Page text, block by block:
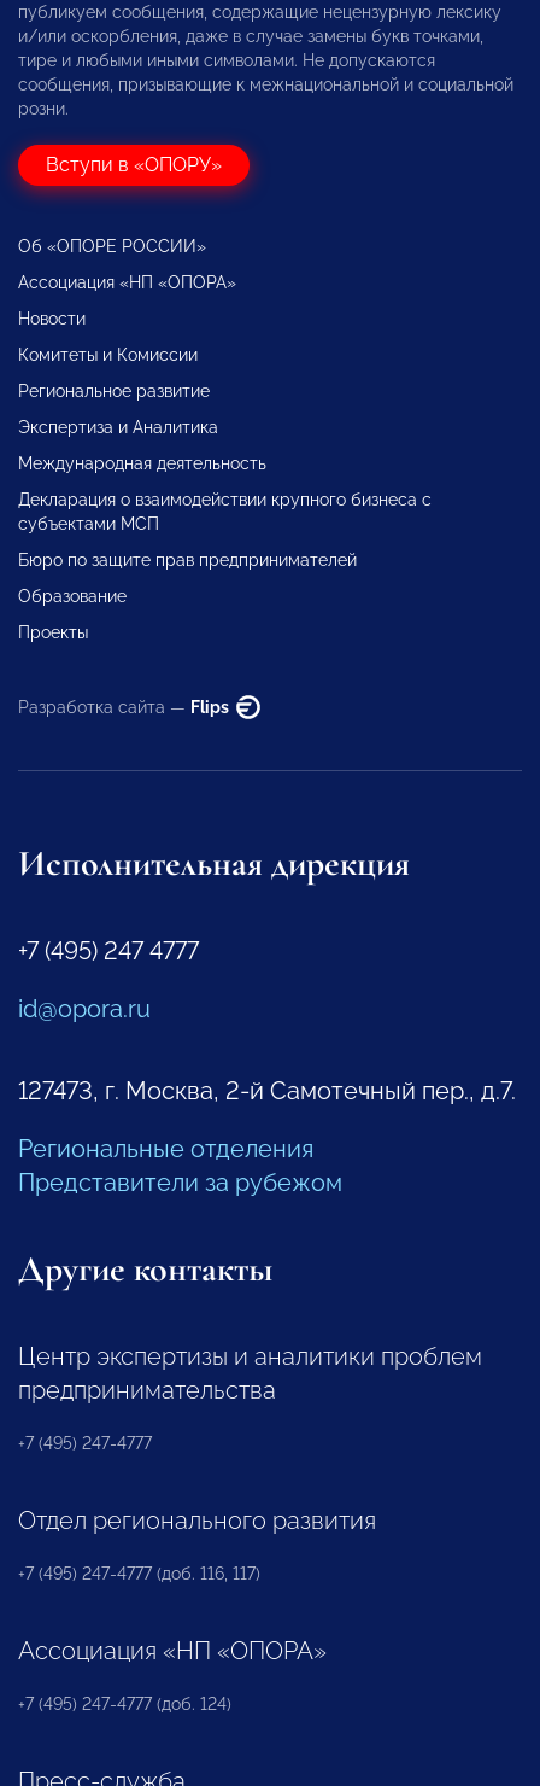
публикуем сообщения, содержащие нецензурную лексику
и/или оскорбления, даже в случае замены букв точками,
тире и любыми иными символами. Не допускаются
сообщения, призывающие к межнациональной и социальной
розни.
Вступи в «ОПОРУ»
Об «ОПОРЕ РОССИИ»
Ассоциация «НП «ОПОРА»
Новости
Комитеты и Комиссии
Региональное развитие
Экспертиза и Аналитика
Международная деятельность
Декларация о взаимодействии крупного бизнеса с
субъектами МСП
Бюро по защите прав предпринимателей
Образование
Проекты
Разработка сайта — Flips
Исполнительная дирекция
+7 (495) 247 4777
id@opora.ru
127473, г. Москва, 2-й Самотечный пер., д.7.
Региональные отделения
Представители за рубежом
Другие контакты
Центр экспертизы и аналитики проблем
предпринимательства
+7 (495) 247-4777
Отдел регионального развития
+7 (495) 247-4777 (доб. 116, 117)
Ассоциация «НП «ОПОРА»
+7 (495) 247-4777 (доб. 124)